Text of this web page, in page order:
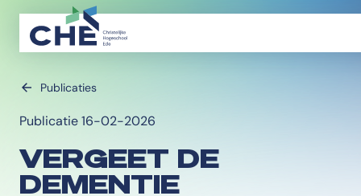
Publicaties
Publicatie 16-02-2026
VERGEET DE
DEMENTIE